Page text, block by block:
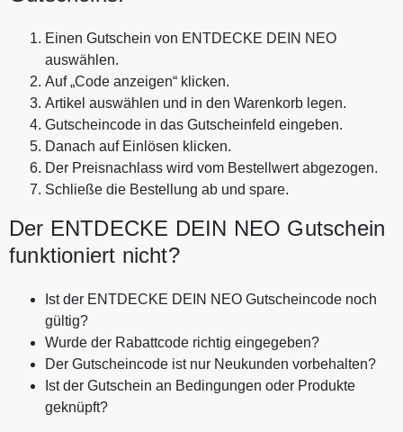
Einen Gutschein von ENTDECKE DEIN NEO
auswählen.
Auf „Code anzeigen“ klicken.
Artikel auswählen und in den Warenkorb legen.
Gutscheincode in das Gutscheinfeld eingeben.
Danach auf Einlösen klicken.
Der Preisnachlass wird vom Bestellwert abgezogen.
Schließe die Bestellung ab und spare.
Der ENTDECKE DEIN NEO Gutschein
funktioniert nicht?
Ist der ENTDECKE DEIN NEO Gutscheincode noch
gültig?
Wurde der Rabattcode richtig eingegeben?
Der Gutscheincode ist nur Neukunden vorbehalten?
Ist der Gutschein an Bedingungen oder Produkte
geknüpft?